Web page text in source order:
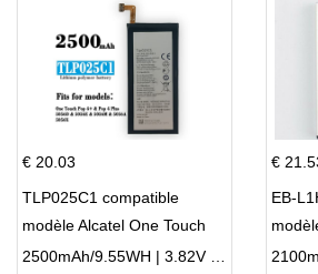
€ 20.03
TLP025C1 compatible
modèle Alcatel One Touch
Pop 4 Plus OT-5056D
2500mAh/9.55WH | 3.82V | Li-ion ...
€
EB-